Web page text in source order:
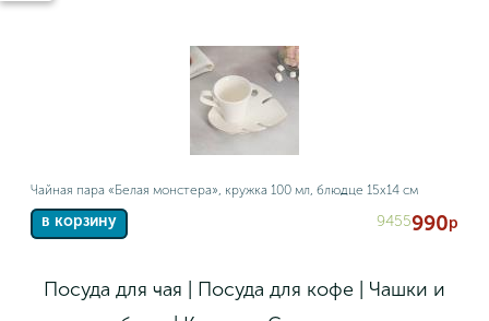
Чайная пара «Белая монстера», кружка 100 мл, блюдце 15х14 см
в корзину 9455990р
Посуда для чая | Посуда для кофе | Чашки и